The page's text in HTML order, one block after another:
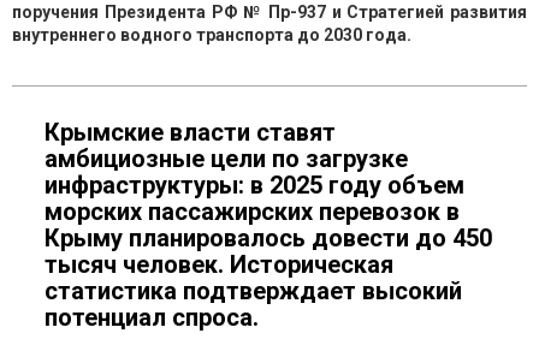
поручения Президента РФ № Пр-937 и Стратегией развития
внутреннего водного транспорта до 2030 года.
Крымские власти ставят
амбициозные цели по загрузке
инфраструктуры: в 2025 году объем
морских пассажирских перевозок в
Крыму планировалось довести до 450
тысяч человек. Историческая
статистика подтверждает высокий
потенциал спроса.